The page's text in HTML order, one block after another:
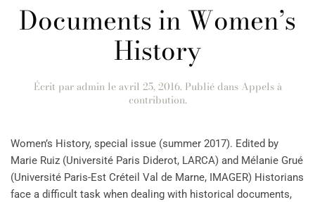
Documents in Women’s
History
Écrit paradmin leavril 25, 2016. Publié dans Appels à
contribution.
Women’s History, special issue (summer 2017). Edited by
Marie Ruiz (Université Paris Diderot, LARCA) and Mélanie Grué
(Université Paris-Est Créteil Val de Marne, IMAGER) Historians
face a difficult task when dealing with historical documents,